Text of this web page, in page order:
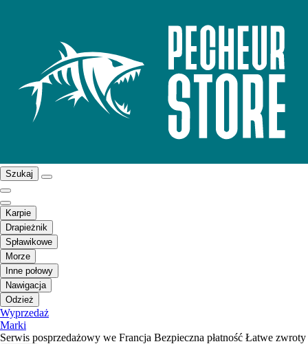
Szukaj
Karpie
Drapieżnik
Spławikowe
Morze
Inne połowy
Nawigacja
Odzież
Wyprzedaż
Marki
Serwis posprzedażowy we Francja Bezpieczna płatność Łatwe zwroty